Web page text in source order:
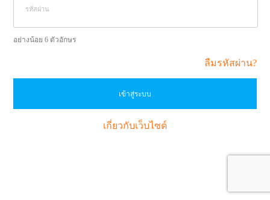
รหัสผ่าน
อย่างน้อย 6 ตัวอักษร
ลืมรหัสผ่าน?
เข้าสู่ระบบ
เกี่ยวกับเว็บไซต์